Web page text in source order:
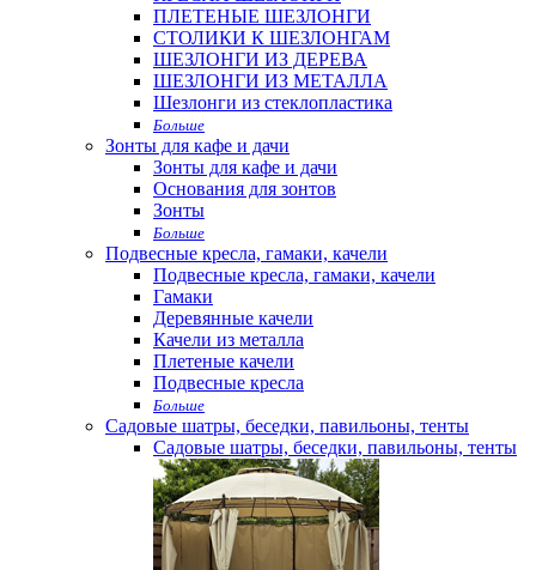
ПЛЕТЕНЫЕ ШЕЗЛОНГИ
СТОЛИКИ К ШЕЗЛОНГАМ
ШЕЗЛОНГИ ИЗ ДЕРЕВА
ШЕЗЛОНГИ ИЗ МЕТАЛЛА
Шезлонги из стеклопластика
Больше
Зонты для кафе и дачи
Зонты для кафе и дачи
Основания для зонтов
Зонты
Больше
Подвесные кресла, гамаки, качели
Подвесные кресла, гамаки, качели
Гамаки
Деревянные качели
Качели из металла
Плетеные качели
Подвесные кресла
Больше
Садовые шатры, беседки, павильоны, тенты
Садовые шатры, беседки, павильоны, тенты